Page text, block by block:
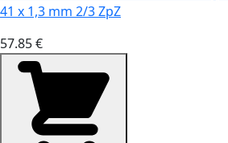
41 x 1,3 mm 2/3 ZpZ
57.85 €